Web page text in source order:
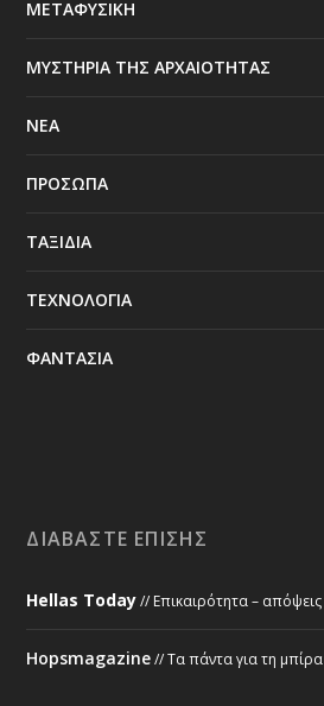
ΜΕΤΑΦΥΣΙΚΗ
ΜΥΣΤΗΡΙΑ ΤΗΣ ΑΡΧΑΙΟΤΗΤΑΣ
ΝΕΑ
ΠΡΟΣΩΠΑ
ΤΑΞΙΔΙΑ
ΤΕΧΝΟΛΟΓΙΑ
ΦΑΝΤΑΣΙΑ
ΔΙΑΒΆΣΤΕ ΕΠΊΣΗΣ
Hellas Today// Επικαιρότητα – απόψεις
Hopsmagazine// Τα πάντα για τη μπίρα